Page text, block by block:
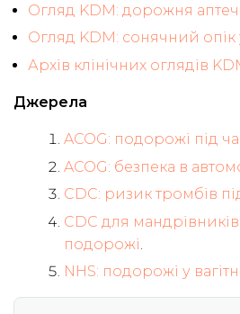
Огляд KDM: дорожня
Огляд KDM: сонячний опік у
Архів клінічних оглядів
Джерела
ACOG: подорожі під
ACOG: безпека в
CDC: ризик тромбів
CDC для
подорожі.
NHS: подорожі у